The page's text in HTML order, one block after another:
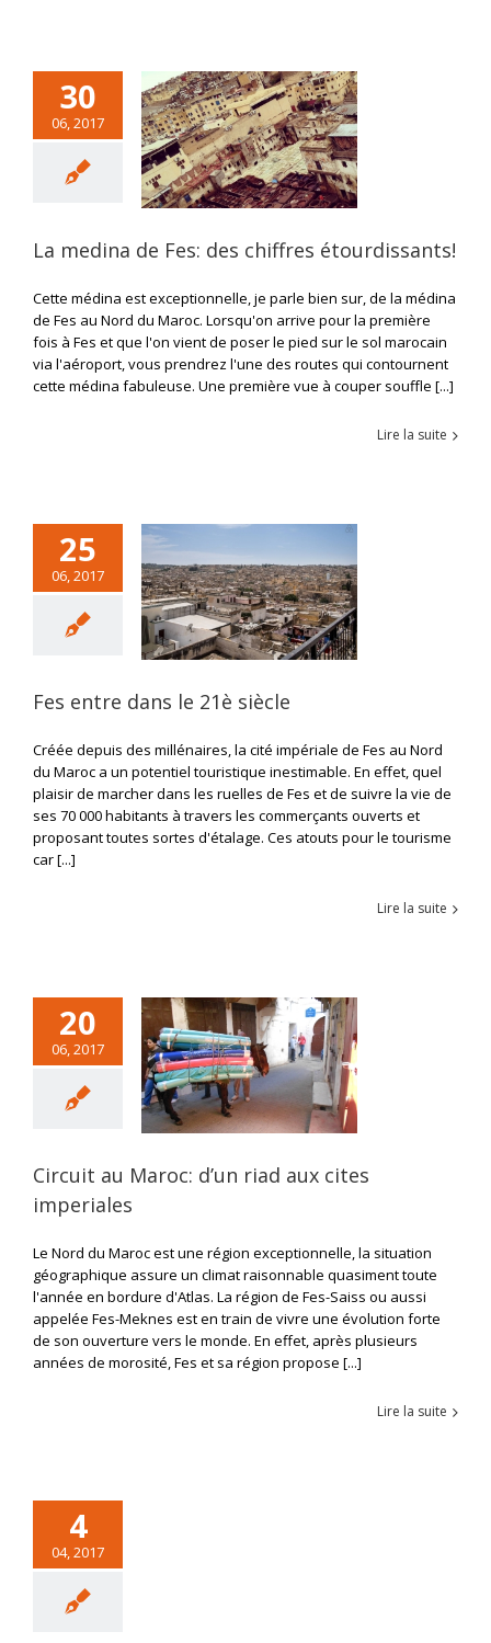
30
06, 2017
La medina de Fes: des chiffres étourdissants!
Cette médina est exceptionnelle, je parle bien sur, de la médina
de Fes au Nord du Maroc. Lorsqu'on arrive pour la première
fois à Fes et que l'on vient de poser le pied sur le sol marocain
via l'aéroport, vous prendrez l'une des routes qui contournent
cette médina fabuleuse. Une première vue à couper souffle [...]
Lire la suite
25
06, 2017
Fes entre dans le 21è siècle
Créée depuis des millénaires, la cité impériale de Fes au Nord
du Maroc a un potentiel touristique inestimable. En effet, quel
plaisir de marcher dans les ruelles de Fes et de suivre la vie de
ses 70 000 habitants à travers les commerçants ouverts et
proposant toutes sortes d'étalage. Ces atouts pour le tourisme
car [...]
Lire la suite
20
06, 2017
Circuit au Maroc: d’un riad aux cites
imperiales
Le Nord du Maroc est une région exceptionnelle, la situation
géographique assure un climat raisonnable quasiment toute
l'année en bordure d'Atlas. La région de Fes-Saiss ou aussi
appelée Fes-Meknes est en train de vivre une évolution forte
de son ouverture vers le monde. En effet, après plusieurs
années de morosité, Fes et sa région propose [...]
Lire la suite
4
04, 2017